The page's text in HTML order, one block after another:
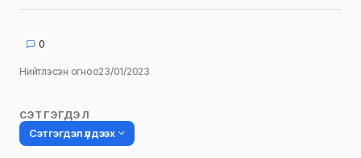
0
Нийтлэсэн огноо23/01/2023
СЭТГЭГДЭЛ
Сэтгэгдэл үлдээх